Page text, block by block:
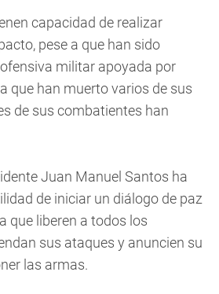
capacidad de realizar
pese a que han sido
militar apoyada por
que han muerto varios de sus
de sus combatientes han
Juan Manuel Santos ha
de iniciar un diálogo de paz
que liberen a todos los
sus ataques y anuncien su
las armas.